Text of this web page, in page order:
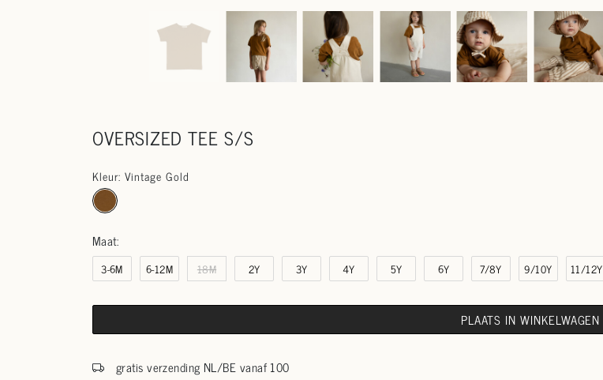
OVERSIZED TEE S/S
Kleur: Vintage Gold
Maat:
3-6M 6-12M 18M 2Y 3Y 4Y 5Y 6Y 7/8Y 9/10Y 11/12Y
PLAATS IN WINKELWAGEN
gratis verzending NL/BE vanaf 100